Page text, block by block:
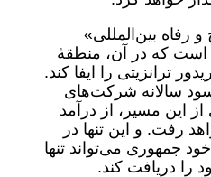
رفاه بین‌المللی»
است که در آن، منطقۀ
ترانزیتی را ایفا کند.
سود سالانه شرکت‌های
از این مسیر، از درآمد
رفت. و این تنها در
جمهوری می‌تواند تنها
را دریافت کند.